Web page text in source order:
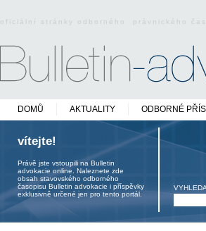
oficiální stránky odborného právnického
DOMŮ AKTUALITY ODBORNÉ
vítejte!
Právě jste vstoupili na Bulletin
advokacie online. Naleznete zde
obsah stavovského odborného
časopisu Bulletin advokacie i příspěvky
exklusivně určené jen pro tento portál.